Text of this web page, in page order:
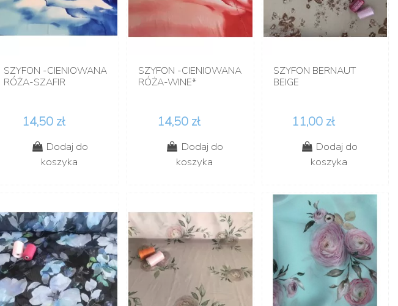
SZYFON -CIENIOWANA
RÓŻA-SZAFIR
14,50 zł
Dodaj do
koszyka
SZYFON -CIENIOWANA
RÓŻA-WINE*
14,50 zł
Dodaj do
koszyka
SZYFON BERNAUT
BEIGE
11,00 zł
Dodaj do
koszyka